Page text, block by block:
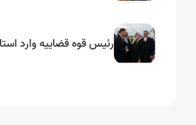
رئیس قوه قضاییه وارد